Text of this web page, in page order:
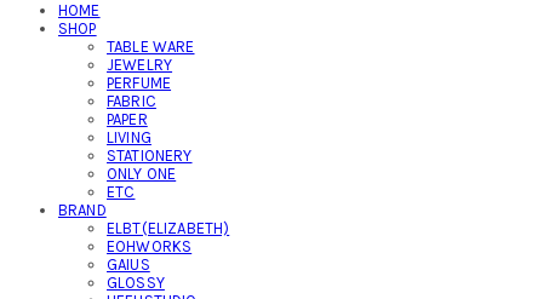
HOME
SHOP
TABLE WARE
JEWELRY
PERFUME
FABRIC
PAPER
LIVING
STATIONERY
ONLY ONE
ETC
BRAND
ELBT(ELIZABETH)
EOHWORKS
GAIUS
GLOSSY